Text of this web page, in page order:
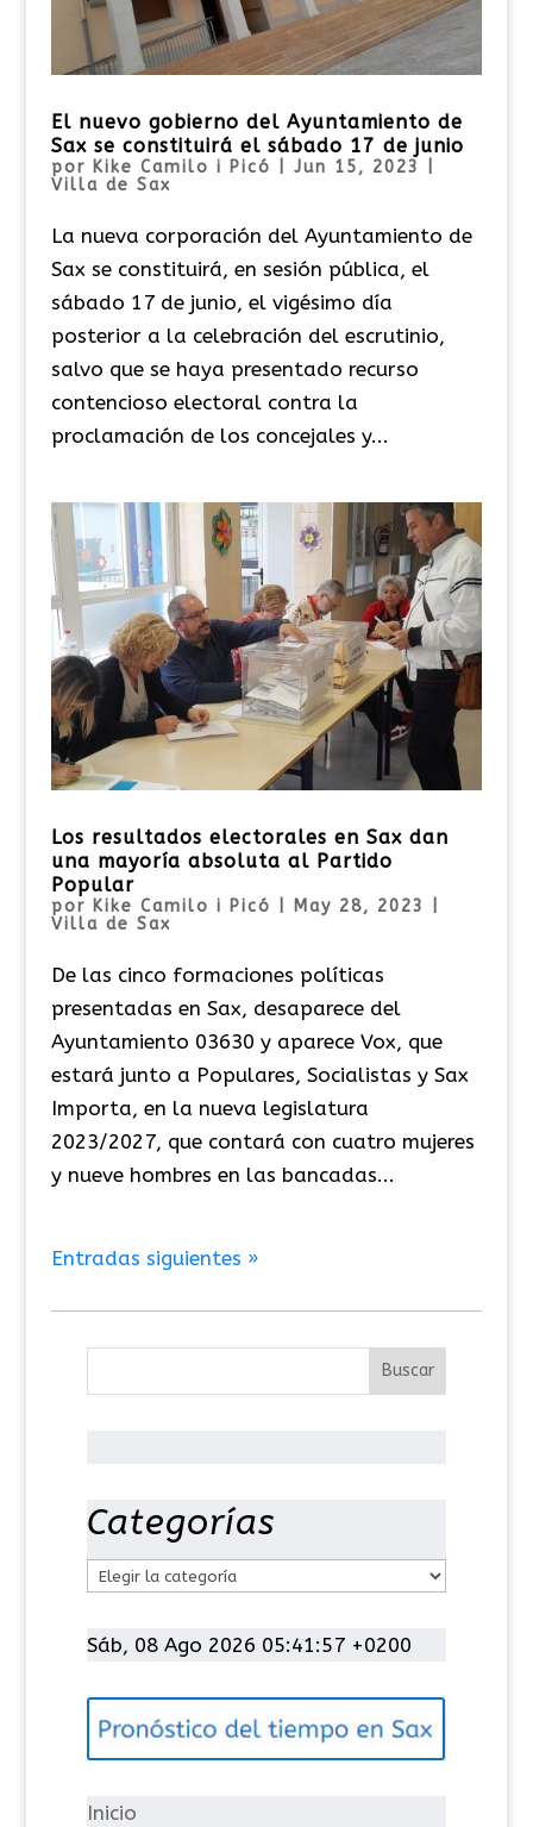
El nuevo gobierno del Ayuntamiento de
Sax se constituirá el sábado 17 de junio
por Kike Camilo i Picó Jun 15, 2023
Villa de Sax
La nueva corporación del Ayuntamiento de
Sax se constituirá, en sesión pública, el
sábado 17 de junio, el vigésimo día
posterior a la celebración del escrutinio,
salvo que se haya presentado recurso
contencioso electoral contra la
proclamación de los concejales y...
Los resultados electorales en Sax dan
una mayoría absoluta al Partido
Popular
por Kike Camilo i Picó May 28, 2023
Villa de Sax
De las cinco formaciones políticas
presentadas en Sax, desaparece del
Ayuntamiento 03630 y aparece Vox, que
estará junto a Populares, Socialistas y Sax
Importa, en la nueva legislatura
2023/2027, que contará con cuatro mujeres
y nueve hombres en las bancadas...
Entradas siguientes »
Categorías
t
g
í
Sáb, 08 Ago 2026 05:41:57 +0200
Inicio